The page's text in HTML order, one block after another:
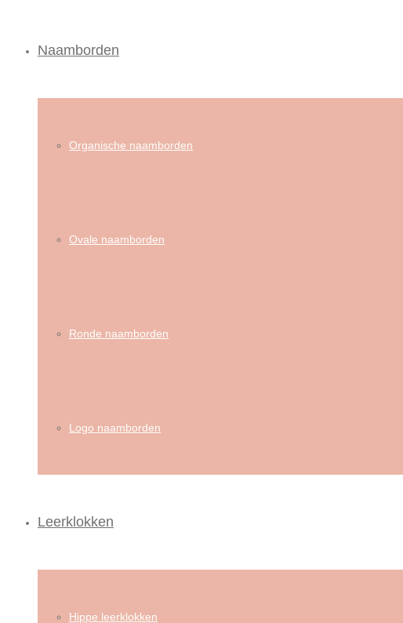
Naamborden
Organische naamborden
Ovale naamborden
Ronde naamborden
Logo naamborden
Leerklokken
Hippe leerklokken